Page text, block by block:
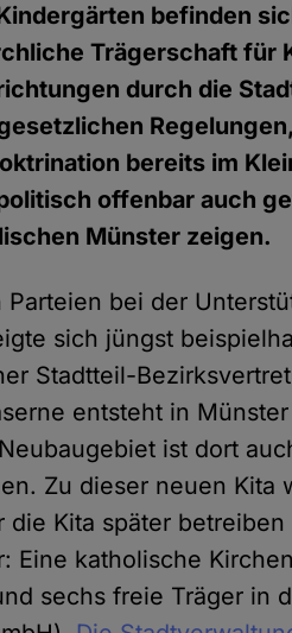
befinden
Trägerschaft für
durch die
bereits im
offenbar auch
Münster zeigen.
bei der
sich jüngst
Stadtteil-
entsteht in
ist dort
Zu dieser neuen Kita
Kita später
Eine katholische
sechs freie Träger in